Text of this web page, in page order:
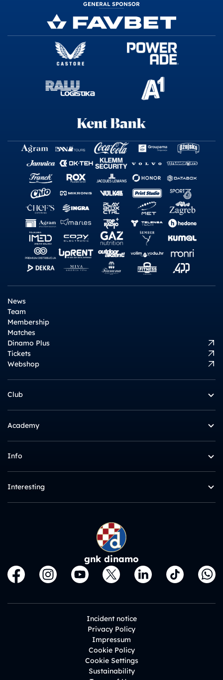
GENERAL SPONSOR
News
Team
Membership
Matches
Dinamo Plus
Tickets
Webshop
Club
Academy
Info
Interesting
gnk dinamo
Incident notice
Privacy Policy
Impressum
Cookie Policy
Cookie Settings
Sustainability